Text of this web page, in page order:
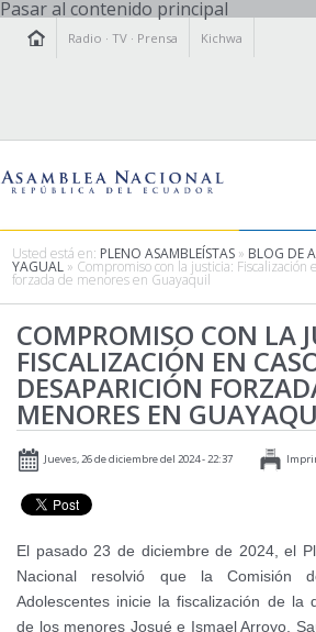
Pasar al contenido principal
Radio ·TV · Prensa Kichwa
LEGISLAMOS
FISCALIZAMOS
TRANSPARENCIA
PRENSA
PARTICIPACIÓN
RELACIONES INTERNACIONALES
AGENDA
Usted está en: PLENO ASAMBLEÍSTAS » BLOG DE
YAGUAL » Compromiso con la justicia: Fiscalización
forzada de menores en Guayaquil
COMPROMISO CON LA
FISCALIZACIÓN EN
DESAPARICIÓN
MENORES EN
Jueves, 26 de diciembre del 2024 - 22:37
El pasado 23 de diciembre de 2024, el
Nacional resolvió que la Comisión
Adolescentes inicie la fiscalización de la
de los menores Josué e Ismael Arroyo,